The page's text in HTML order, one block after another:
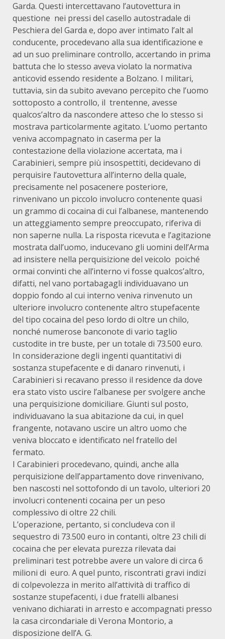
Garda. Questi intercettavano l’autovettura in
questione nei pressi del casello autostradale di
Peschiera del Garda e, dopo aver intimato l’alt al
conducente, procedevano alla sua identificazione e
ad un suo preliminare controllo, accertando in prima
battuta che lo stesso aveva violato la normativa
anticovid essendo residente a Bolzano. I militari,
tuttavia, sin da subito avevano percepito che l’uomo
sottoposto a controllo, il trentenne, avesse
qualcos’altro da nascondere atteso che lo stesso si
mostrava particolarmente agitato. L’uomo pertanto
veniva accompagnato in caserma per la
contestazione della violazione accertata, ma i
Carabinieri, sempre più insospettiti, decidevano di
perquisire l’autovettura all’interno della quale,
precisamente nel posacenere posteriore,
rinvenivano un piccolo involucro contenente quasi
un grammo di cocaina di cui l’albanese, mantenendo
un atteggiamento sempre preoccupato, riferiva di
non saperne nulla. La risposta ricevuta e l’agitazione
mostrata dall’uomo, inducevano gli uomini dell’Arma
ad insistere nella perquisizione del veicolo poiché
ormai convinti che all’interno vi fosse qualcos’altro,
difatti, nel vano portabagagli individuavano un
doppio fondo al cui interno veniva rinvenuto un
ulteriore involucro contenente altro stupefacente
del tipo cocaina del peso lordo di oltre un chilo,
nonché numerose banconote di vario taglio
custodite in tre buste, per un totale di 73.500 euro.
In considerazione degli ingenti quantitativi di
sostanza stupefacente e di danaro rinvenuti, i
Carabinieri si recavano presso il residence da dove
era stato visto uscire l’albanese per svolgere anche
una perquisizione domiciliare. Giunti sul posto,
individuavano la sua abitazione da cui, in quel
frangente, notavano uscire un altro uomo che
veniva bloccato e identificato nel fratello del
fermato.
I Carabinieri procedevano, quindi, anche alla
perquisizione dell’appartamento dove rinvenivano,
ben nascosti nel sottofondo di un tavolo, ulteriori 20
involucri contenenti cocaina per un peso
complessivo di oltre 22 chili.
L’operazione, pertanto, si concludeva con il
sequestro di 73.500 euro in contanti, oltre 23 chili di
cocaina che per elevata purezza rilevata dai
preliminari test potrebbe avere un valore di circa 6
milioni di euro. A quel punto, riscontrati gravi indizi
di colpevolezza in merito all’attività di traffico di
sostanze stupefacenti, i due fratelli albanesi
venivano dichiarati in arresto e accompagnati presso
la casa circondariale di Verona Montorio, a
disposizione dell’A. G.